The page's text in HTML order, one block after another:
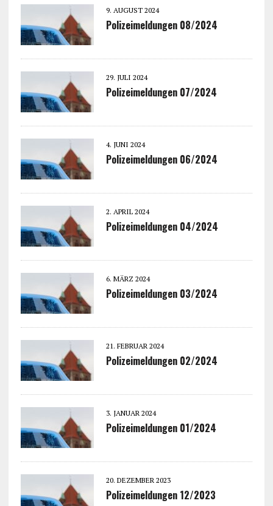
9. AUGUST 2024
Polizeimeldungen 08/2024
29. JULI 2024
Polizeimeldungen 07/2024
4. JUNI 2024
Polizeimeldungen 06/2024
2. APRIL 2024
Polizeimeldungen 04/2024
6. MÄRZ 2024
Polizeimeldungen 03/2024
21. FEBRUAR 2024
Polizeimeldungen 02/2024
3. JANUAR 2024
Polizeimeldungen 01/2024
20. DEZEMBER 2023
Polizeimeldungen 12/2023